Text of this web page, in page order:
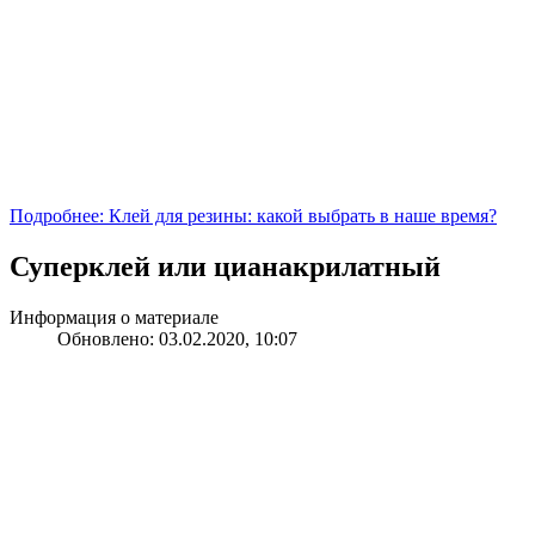
Подробнее: Клей для резины: какой выбрать в наше время?
Суперклей или цианакрилатный
Информация о материале
Обновлено: 03.02.2020, 10:07